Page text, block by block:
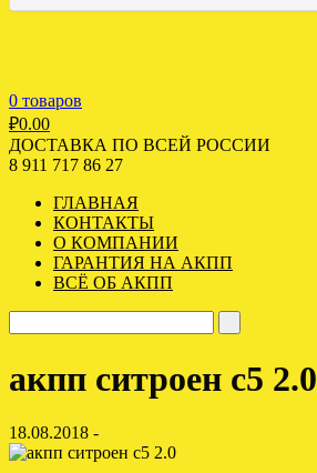
0 товаров
₽0.00
ДОСТАВКА ПО ВСЕЙ РОССИИ
8 911 717 86 27
ГЛАВНАЯ
КОНТАКТЫ
О КОМПАНИИ
ГАРАНТИЯ НА АКПП
ВСЁ ОБ АКПП
акпп ситроен с5 2.0
18.08.2018 -